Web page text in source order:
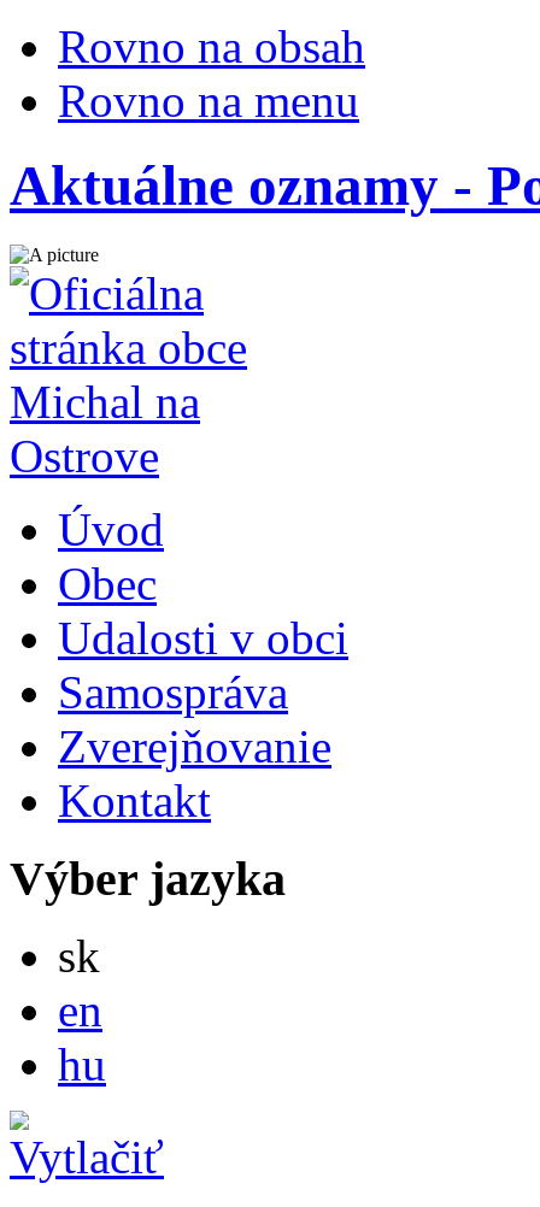
Rovno na obsah
Rovno na menu
Aktuálne oznamy -
Úvod
Obec
Udalosti v obci
Samospráva
Zverejňovanie
Kontakt
Výber jazyka
sk
en
hu